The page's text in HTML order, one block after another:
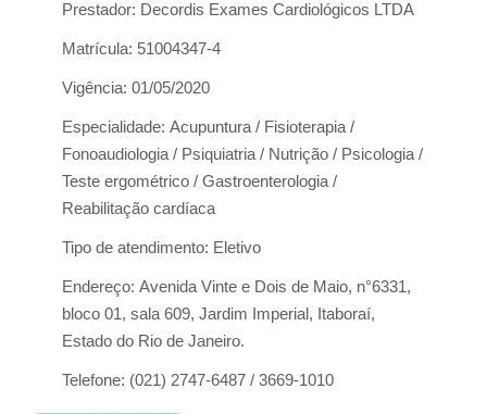
Prestador: Decordis Exames Cardiológicos LTDA
Matrícula: 51004347-4
Vigência: 01/05/2020
Especialidade: Acupuntura / Fisioterapia /
Fonoaudiologia / Psiquiatria / Nutrição / Psicologia /
Teste ergométrico / Gastroenterologia /
Reabilitação cardíaca
Tipo de atendimento: Eletivo
Endereço: Avenida Vinte e Dois de Maio, n°6331,
bloco 01, sala 609, Jardim Imperial, Itaboraí,
Estado do Rio de Janeiro.
Telefone: (021) 2747-6487 / 3669-1010